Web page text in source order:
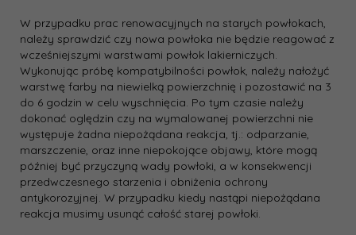
W przypadku prac renowacyjnych na starych powłokach,
należy sprawdzić czy nowa powłoka nie będzie reagować z
wcześniejszymi warstwami powłok lakierniczych.
Wykonując próbę kompatybilności powłok, należy nałożyć
warstwę farby na niewielką powierzchnię i pozostawić na 3
do 6 godzin w celu wyschnięcia. Po tym czasie należy
dokonać oględzin czy na wymalowanej powierzchni nie
występuje żadna niepożądana reakcja, tj.: odparzanie,
marszczenie, oraz inne niepokojące objawy, które mogą
później być przyczyną wady powłoki, a w konsekwencji
przedwczesnego starzenia i obniżenia ochrony
antykorozyjnej. W przypadku kiedy nastąpi niepożądana
reakcja musimy usunąć całość starej powłoki.